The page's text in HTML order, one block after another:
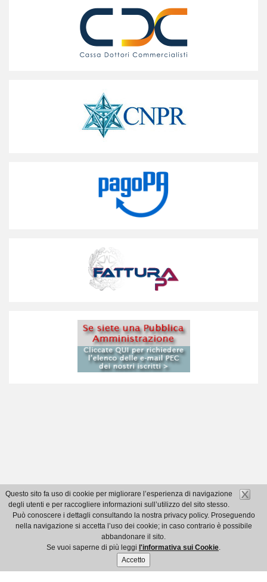
Questo sito fa uso di cookie per migliorare l’esperienza di navigazione
degli utenti e per raccogliere informazioni sull’utilizzo del sito stesso.
Può conoscere i dettagli consultando la nostra privacy policy. Proseguendo
nella navigazione si accetta l’uso dei cookie; in caso contrario è possibile
abbandonare il sito.
Se vuoi saperne di più leggi l'informativa sui Cookie.
Accetto